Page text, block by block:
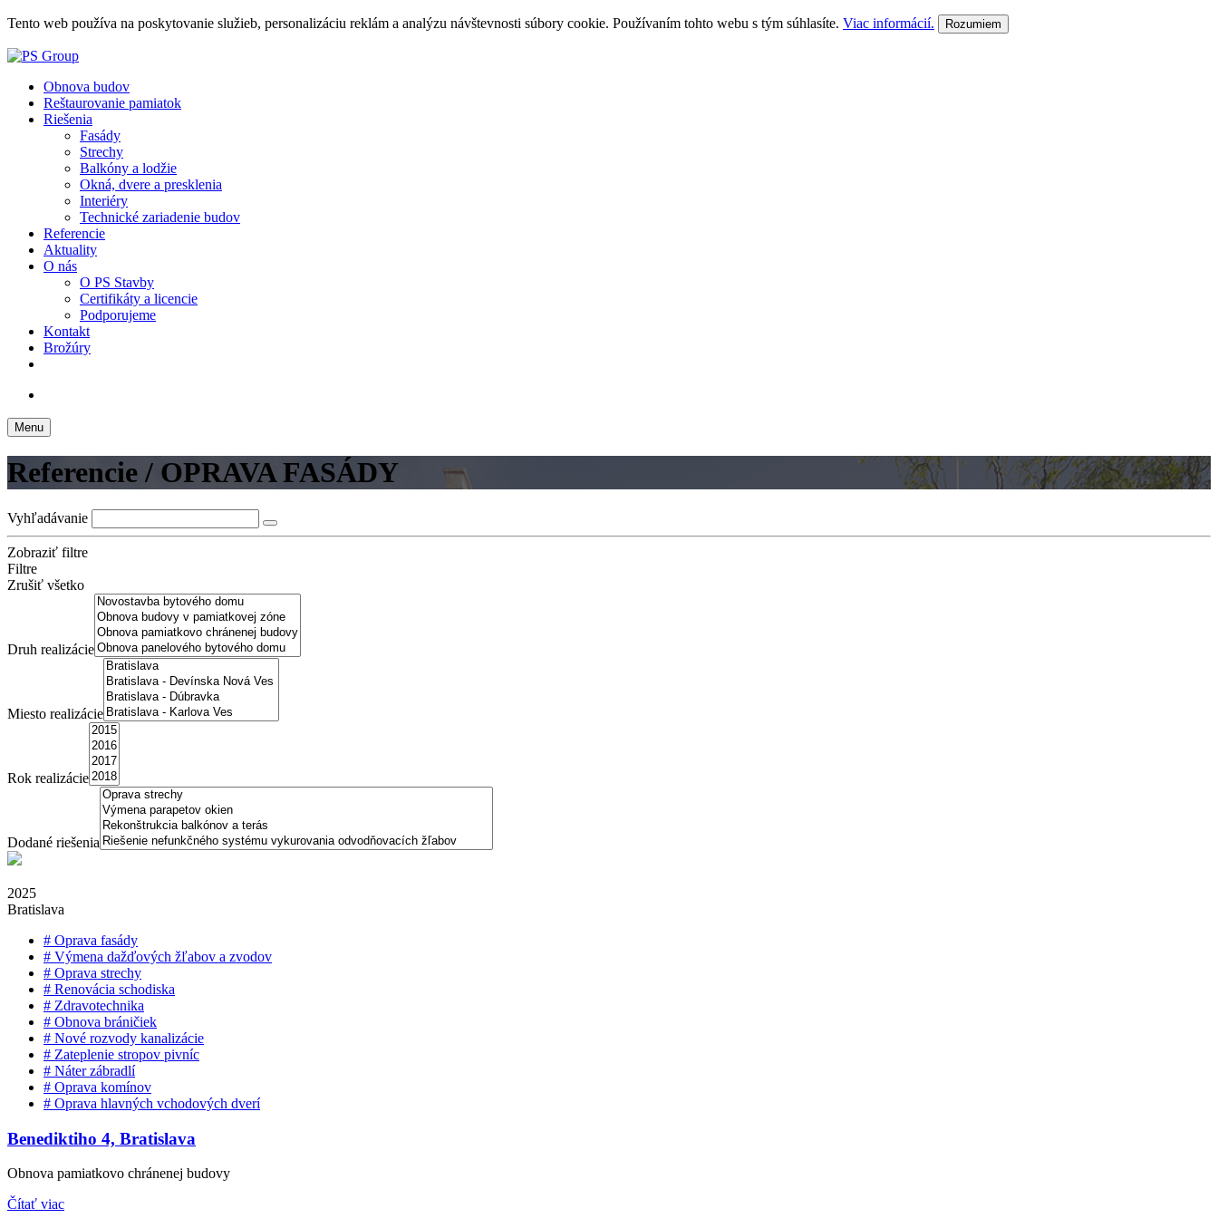
Tento web používa na poskytovanie služieb, personalizáciu reklám a analýzu návštevnosti súbory cookie. Používaním tohto webu s tým súhlasíte. Viac informácií. Rozumiem
Obnova budov
Reštaurovanie pamiatok
Riešenia
Fasády
Strechy
Balkóny a lodžie
Okná, dvere a presklenia
Interiéry
Technické zariadenie budov
Referencie
Aktuality
O nás
O PS Stavby
Certifikáty a licencie
Podporujeme
Kontakt
Brožúry
Menu
Referencie / OPRAVA FASÁDY
Vyhľadávanie
Zobraziť filtre
Filtre
Zrušiť všetko
Druh realizácie
Miesto realizácie
Rok realizácie
Dodané riešenia
2025
Bratislava
# Oprava fasády
# Výmena dažďových žľabov a zvodov
# Oprava strechy
# Renovácia schodiska
# Zdravotechnika
# Obnova bráničiek
# Nové rozvody kanalizácie
# Zateplenie stropov pivníc
# Náter zábradlí
# Oprava komínov
# Oprava hlavných vchodových dverí
Benediktiho 4, Bratislava
Obnova pamiatkovo chránenej budovy
Čítať viac